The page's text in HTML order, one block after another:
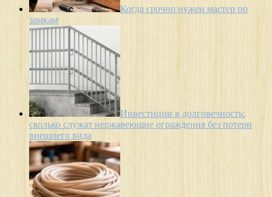
Когда срочно нужен мастер по
замкам
Инвестиции в долговечность:
сколько служат нержавеющие ограждения без потери
внешнего вида